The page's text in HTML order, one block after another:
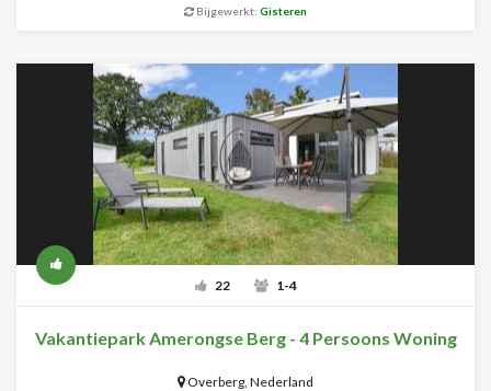
Bijgewerkt: Gisteren
22 1-4
Vakantiepark Amerongse Berg - 4 Persoons Woning
Overberg, Nederland